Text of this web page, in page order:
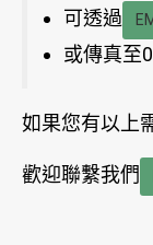
可透過
或傳真至
如果您有以上
歡迎聯繫我們